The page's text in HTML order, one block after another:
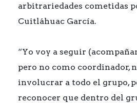
arbitrariedades cometidas
Cuitláhuac García.
“Yo voy a seguir
pero no como coordinador,
involucrar a todo el grupo,
reconocer que dentro del